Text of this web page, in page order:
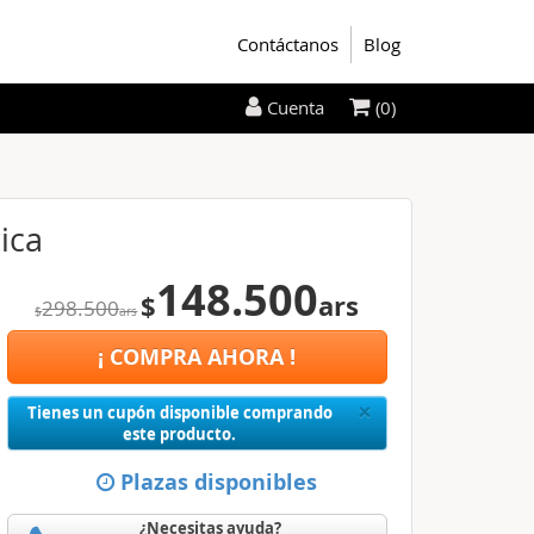
Contáctanos Blog
$298.500ars $148.500ars
¡ COMPRA AHORA !
×Close
Tienes un cupón disponible comprando
este producto.
Plazas disponibles
¿Necesitas ayuda?
Cuenta (0)